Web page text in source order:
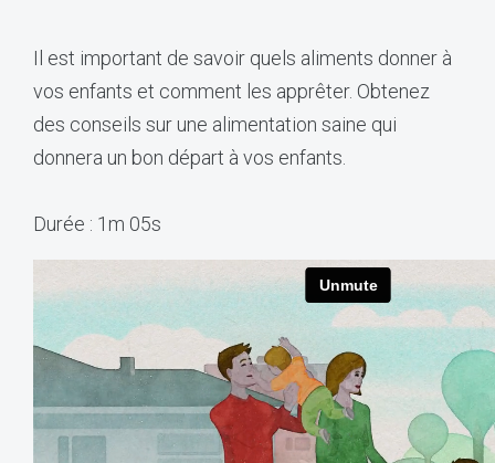
Il est important de savoir quels aliments donner à
vos enfants et comment les apprêter. Obtenez
des conseils sur une alimentation saine qui
donnera un bon départ à vos enfants.
Durée : 1m 05s